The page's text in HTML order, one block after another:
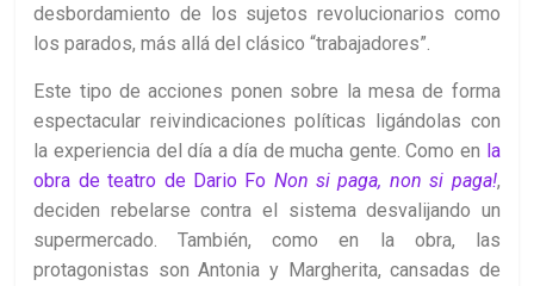
desbordamiento de los sujetos revolucionarios como
los parados, más allá del clásico “trabajadores”.
Este tipo de acciones ponen sobre la mesa de forma
espectacular reivindicaciones políticas ligándolas con
la experiencia del día a día de mucha gente. Como en la
obra de teatro de Dario Fo Non si paga, non si paga!,
deciden rebelarse contra el sistema desvalijando un
supermercado. También, como en la obra, las
protagonistas son Antonia y Margherita, cansadas de